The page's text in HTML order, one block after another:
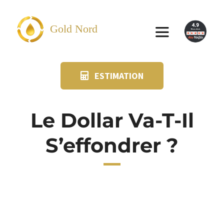
contenu
Gold Nord
Toggle
SUIVI KIT POSTAL
ESTIMATION
Le Dollar Va-T-Il
S’effondrer ?